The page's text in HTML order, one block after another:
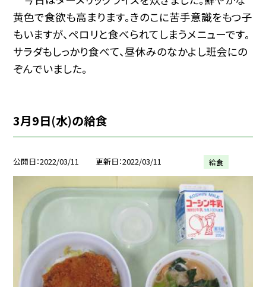
黄色で食欲も高まります。きのこに苦手意識をもつ子
もいますが、ペロリと食べられてしまうメニューです。
サラダもしっかり食べて、昼休みのなかよし班会にの
ぞんでいました。
3月9日(水)の給食
公開日 2022/03/11 更新日 2022/03/11 給食